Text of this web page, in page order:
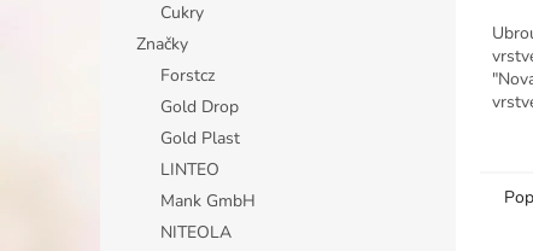
Cukry
Značky
Forstcz
Gold Drop
Gold Plast
LINTEO
Mank GmbH
NITEOLA